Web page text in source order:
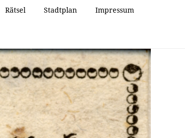
Rätsel Stadtplan Impressum